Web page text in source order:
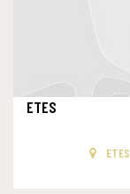
ETES
ETES